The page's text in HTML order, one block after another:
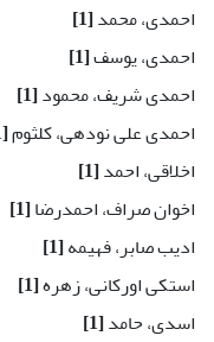
احمدی، محمد[1]
احمدی، یوسف[1]
احمدی شریف، محمود[1]
احمدی علی نودهی، کلثوم[1]
اخلاقی، احمد[1]
اخوان صراف، احمدرضا[1]
ادیب صابر، فهیمه[1]
استکی اورکانی، زهره[1]
اسدی، حامد[1]